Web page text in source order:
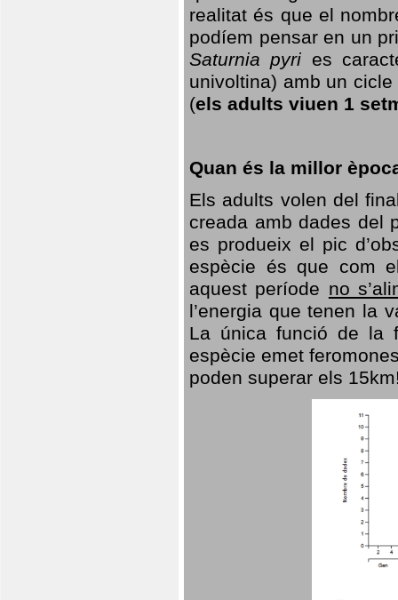
realitat és que el
podíem pensar en un
Saturnia pyri es
univoltina) amb un
(els adults viuen 1
Quan és la millor
Els adults volen del
creada amb dades del
es produeix el pic
espècie és que com
aquest període no
l’energia que tenen la
La única funció de la
espècie emet
poden superar els